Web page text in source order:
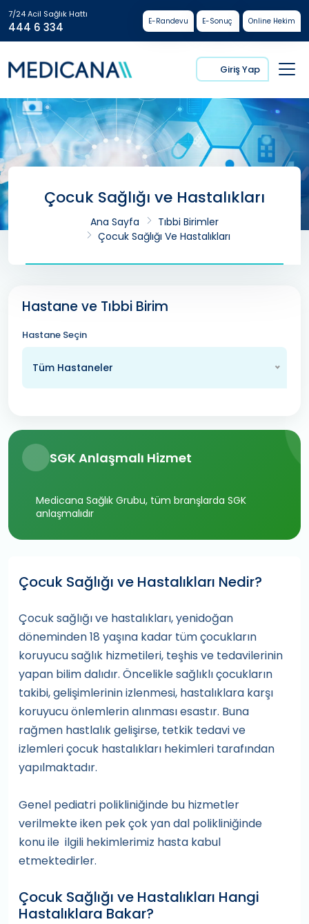
7/24 Acil Sağlık Hattı
444 6 334 E-Randevu E-Sonuç Online Hekim
Giriş Yap
Çocuk Sağlığı ve Hastalıkları
Ana Sayfa
Tıbbi Birimler
Çocuk Sağlığı Ve Hastalıkları
Hastane ve Tıbbi Birim
Hastane Seçin
Tüm Hastaneler
SGK Anlaşmalı Hizmet
Medicana Sağlık Grubu, tüm branşlarda SGK
anlaşmalıdır
Çocuk Sağlığı ve Hastalıkları Nedir?
Çocuk sağlığı ve hastalıkları, yenidoğan
döneminden 18 yaşına kadar tüm çocukların
koruyucu sağlık hizmetileri, teşhis ve tedavilerinin
yapan bilim dalıdır. Öncelikle sağlıklı çocukların
takibi, gelişimlerinin izlenmesi, hastalıklara karşı
koruyucu önlemlerin alınması esastır. Buna
rağmen hastlalık gelişirse, tetkik tedavi ve
izlemleri çocuk hastalıkları hekimleri tarafından
yapılmaktadır.
Genel pediatri polikliniğinde bu hizmetler
verilmekte iken pek çok yan dal polikliniğinde
konu ile ilgili hekimlerimiz hasta kabul
etmektedirler.
Çocuk Sağlığı ve Hastalıkları Hangi
Hastalıklara Bakar?